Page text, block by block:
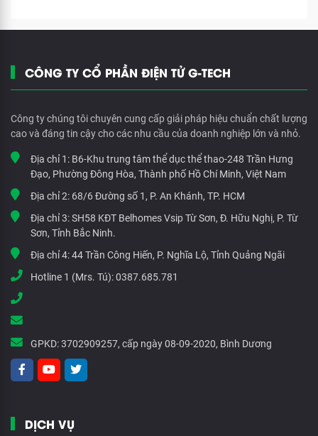
CÔNG TY CỔ PHẦN ĐIỆN TỬ G-TECH
Công ty chúng tôi chuyên cung cấp giải pháp hiệu chuẩn chất lượng
cao và đáng tin cậy cho các nhu cầu của doanh nghiệp lớn và nhỏ.
Địa chỉ 1: B6-Khu trung tâm thể dục thể thao-248 Trần Hưng
Đạo, Phường Đông Hòa, Thành phố Hồ Chí Minh, Việt Nam
Địa chỉ 2: 68/6 Đường số 1, P. An Khánh, TP. HCM
Địa chỉ 3:SH58 KĐT Belhomes Vsip Từ Sơn, Đ. Hữu Nghị, P. Từ
Sơn, Tỉnh Bắc Ninh.
Địa chỉ 4:44 Trần Công Hiến, P. Nghĩa Lộ, Tỉnh Quảng Ngãi
Hotline 1 (Mrs. Tú):0387.685.781
GPKD:3702909257, cấp ngày 08-09-2020, Bình Dương
DỊCH VỤ